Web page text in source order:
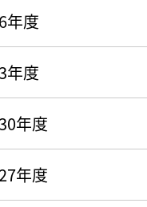
年度
年度
年度
年度